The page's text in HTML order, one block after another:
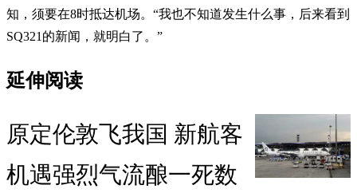
知，须要在8时抵达机场。“我也不知道发生什么事，后来看到
SQ321的新闻，就明白了。”
延伸阅读
原定伦敦飞我国 新航客
机遇强烈气流酿一死数